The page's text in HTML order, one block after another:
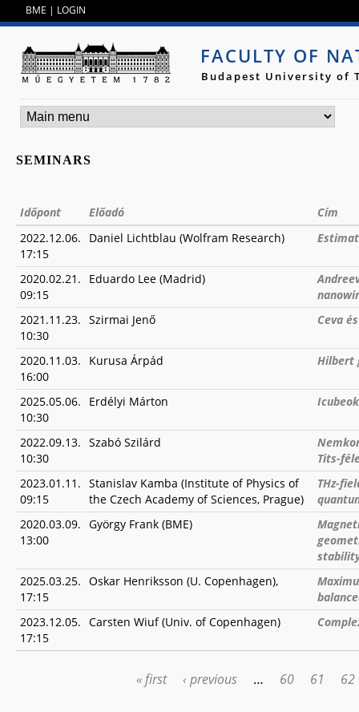
BME | LOGIN
FACULTY OF
Budapest University of
SEMINARS
Időpont Előadó
Cím
2022.12.06.
17:15
Daniel Lichtblau (Wolfram Research)
2020.02.21.
09:15
Eduardo Lee (Madrid)
2021.11.23.
10:30
Szirmai Jenő Ceva
2020.11.03.
16:00
Kurusa Árpád Hilbert
2025.05.06.
10:30
Erdélyi Márton
2022.09.13.
10:30
Szabó Szilárd
Tits-
2023.01.11.
09:15
Stanislav Kamba (Institute of Physics of
the Czech Academy of Sciences, Prague)
THz-
2020.03.09.
13:00
György Frank (BME)
2025.03.25.
17:15
Oskar Henriksson (U. Copenhagen),
2023.12.05.
17:15
Carsten Wiuf (Univ. of Copenhagen)
« first ‹ previous … 60 61 62